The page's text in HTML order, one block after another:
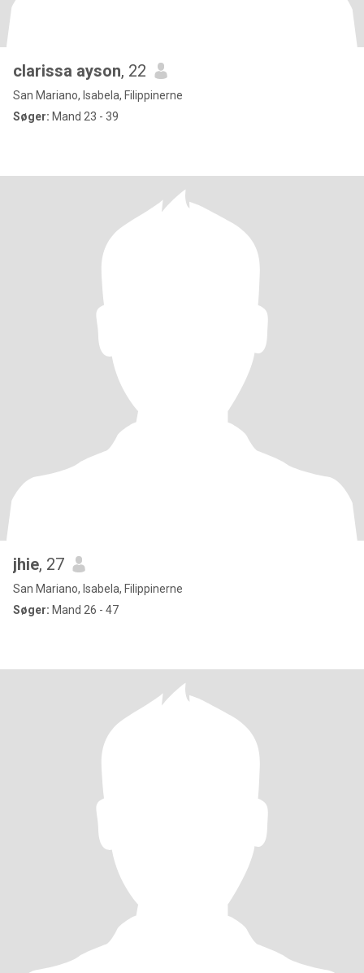
clarissa ayson, 22
San Mariano, Isabela, Filippinerne
Søger: Mand 23 - 39
jhie, 27
San Mariano, Isabela, Filippinerne
Søger: Mand 26 - 47